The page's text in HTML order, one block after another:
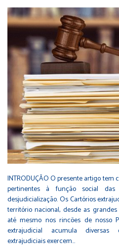
INTRODUÇÃO O presente artigo tem
pertinentes à função social das
desjudicialização. Os Cartórios
território nacional, desde as
até mesmo nos rincões de nosso
extrajudicial acumula diversas
extrajudiciais exercem…